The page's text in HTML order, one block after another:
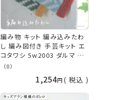
編み物 キット 編み込みたわ
し 編み図付き 手芸キット エ
コタワシ 5w2003 ダルマ 手
芸の山久
（0）
1,254 税込